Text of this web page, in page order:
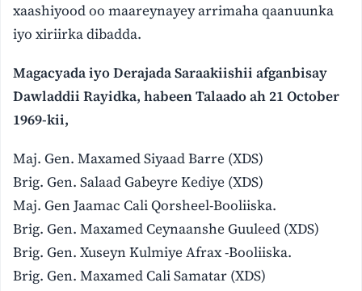
xaashiyood oo maareynayey arrimaha qaanuunka
iyo xiriirka dibadda.
Magacyada iyo Derajada Saraakiishii afganbisay
Dawladdii Rayidka, habeen Talaado ah 21 October
1969-kii,
Maj. Gen. Maxamed Siyaad Barre (XDS)
Brig. Gen. Salaad Gabeyre Kediye (XDS)
Maj. Gen Jaamac Cali Qorsheel-Booliiska.
Brig. Gen. Maxamed Ceynaanshe Guuleed (XDS)
Brig. Gen. Xuseyn Kulmiye Afrax -Booliiska.
Brig. Gen. Maxamed Cali Samatar (XDS)